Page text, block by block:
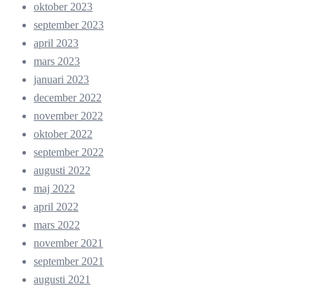
oktober 2023
september 2023
april 2023
mars 2023
januari 2023
december 2022
november 2022
oktober 2022
september 2022
augusti 2022
maj 2022
april 2022
mars 2022
november 2021
september 2021
augusti 2021